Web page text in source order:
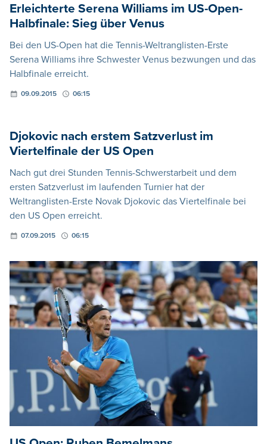
Erleichterte Serena Williams im US-Open-
Halbfinale: Sieg über Venus
Bei den US-Open hat die Tennis-Weltranglisten-Erste
Serena Williams ihre Schwester Venus bezwungen und das
Halbfinale erreicht.
09.09.2015 06:15
Djokovic nach erstem Satzverlust im
Viertelfinale der US Open
Nach gut drei Stunden Tennis-Schwerstarbeit und dem
ersten Satzverlust im laufenden Turnier hat der
Weltranglisten-Erste Novak Djokovic das Viertelfinale bei
den US Open erreicht.
07.09.2015 06:15